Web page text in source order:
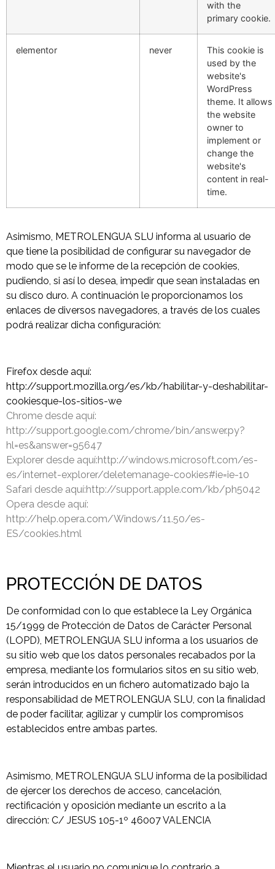
with the
primary cookie.
elementor never
This cookie is
used by the
website's
WordPress
theme. It allows
the website
owner to
implement or
change the
website's
content in real-
time.
Asimismo, METROLENGUA SLU informa al usuario de
que tiene la posibilidad de configurar su navegador de
modo que se le informe de la recepción de cookies,
pudiendo, si así lo desea, impedir que sean instaladas en
su disco duro. A continuación le proporcionamos los
enlaces de diversos navegadores, a través de los cuales
podrá realizar dicha configuración:
Firefox desde aquí:
http://support.mozilla.org/es/kb/habilitar-y-deshabilitar-
cookiesque-los-sitios-we
Chrome desde aquí:
http://support.google.com/chrome/bin/answer.py?
hl=es&answer=95647
Explorer desde aquí:http://windows.microsoft.com/es-
es/internet-explorer/deletemanage-cookies#ie=ie-10
Safari desde aquí:http://support.apple.com/kb/ph5042
Opera desde aquí:
http://help.opera.com/Windows/11.50/es-
ES/cookies.html
PROTECCIÓN DE DATOS
De conformidad con lo que establece la Ley Orgánica
15/1999 de Protección de Datos de Carácter Personal
(LOPD), METROLENGUA SLU informa a los usuarios de
su sitio web que los datos personales recabados por la
empresa, mediante los formularios sitos en su sitio web,
serán introducidos en un fichero automatizado bajo la
responsabilidad de METROLENGUA SLU, con la finalidad
de poder facilitar, agilizar y cumplir los compromisos
establecidos entre ambas partes.
Asimismo, METROLENGUA SLU informa de la posibilidad
de ejercer los derechos de acceso, cancelación,
rectificación y oposición mediante un escrito a la
dirección: C/ JESUS 105-1º 46007 VALENCIA